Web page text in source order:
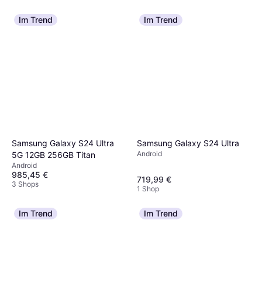
Im Trend
Samsung Galaxy S24 Ultra
5G 12GB 256GB Titan
Android
985,45 €
3 Shops
Im Trend
Samsung Galaxy S24 Ultra
Android
719,99 €
1 Shop
Im Trend Im Trend